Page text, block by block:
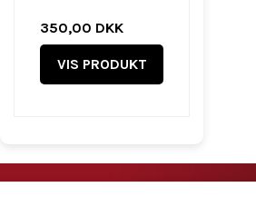
350,00 DKK
VIS PRODUKT